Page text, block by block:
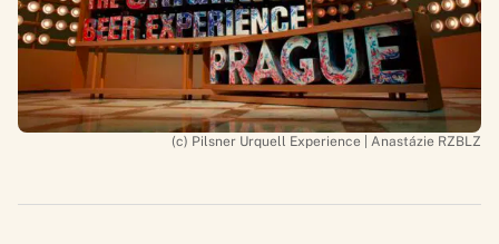
(c) Pilsner Urquell Experience | Anastázie RZBLZ